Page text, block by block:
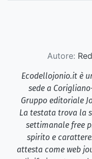
Autore:
Ecodellojonio.it è
sede a
Gruppo editoriale
La testata trova la
settimanale free
spirito e
attesta come web